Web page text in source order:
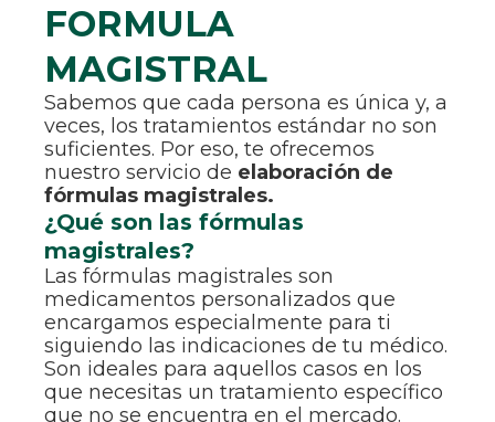
FORMULA
MAGISTRAL
Sabemos que cada persona es única y, a
veces, los tratamientos estándar no son
suficientes. Por eso, te ofrecemos
nuestro servicio de elaboración de
fórmulas magistrales.
¿Qué son las fórmulas
magistrales?
Las fórmulas magistrales son
medicamentos personalizados que
encargamos especialmente para ti
siguiendo las indicaciones de tu médico.
Son ideales para aquellos casos en los
que necesitas un tratamiento específico
que no se encuentra en el mercado.